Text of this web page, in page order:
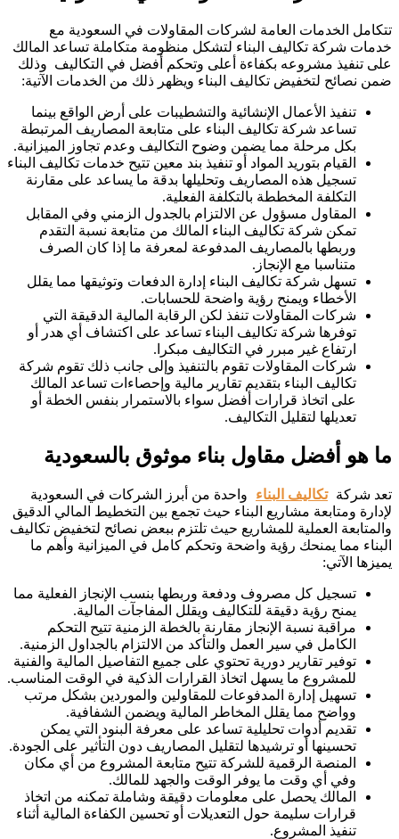
تتكامل الخدمات العامة لشركات المقاولات في السعودية مع
خدمات شركة تكاليف البناء لتشكل منظومة متكاملة تساعد المالك
على تنفيذ مشروعه بكفاءة أعلى وتحكم أفضل في التكاليف وذلك
ضمن نصائح لتخفيض تكاليف البناء ويظهر ذلك من الخدمات الآتية:
تنفيذ الأعمال الإنشائية والتشطيبات على أرض الواقع بينما
تساعد شركة تكاليف البناء على متابعة المصاريف المرتبطة
بكل مرحلة مما يضمن وضوح التكاليف وعدم تجاوز الميزانية.
القيام بتوريد المواد أو تنفيذ بند معين تتيح خدمات تكاليف البناء
تسجيل هذه المصاريف وتحليلها بدقة ما يساعد على مقارنة
التكلفة المخططة بالتكلفة الفعلية.
المقاول مسؤول عن الالتزام بالجدول الزمني وفي المقابل
تمكن شركة تكاليف البناء المالك من متابعة نسبة التقدم
وربطها بالمصاريف المدفوعة لمعرفة ما إذا كان الصرف
متناسبا مع الإنجاز.
تسهل شركة تكاليف البناء إدارة الدفعات وتوثيقها مما يقلل
الأخطاء ويمنح رؤية واضحة للحسابات.
شركات المقاولات تنفذ لكن الرقابة المالية الدقيقة التي
توفرها شركة تكاليف البناء تساعد على اكتشاف أي هدر أو
ارتفاع غير مبرر في التكاليف مبكرا.
شركات المقاولات تقوم بالتنفيذ وإلى جانب ذلك تقوم شركة
تكاليف البناء بتقديم تقارير مالية وإحصاءات تساعد المالك
على اتخاذ قرارات أفضل سواء بالاستمرار بنفس الخطة أو
تعديلها لتقليل التكاليف.
ما هو أفضل مقاول بناء موثوق بالسعودية
تعد شركة تكاليف البناء
واحدة من أبرز الشركات في السعودية
لإدارة ومتابعة مشاريع البناء حيث تجمع بين التخطيط المالي الدقيق
والمتابعة العملية للمشاريع حيث تلتزم ببعض نصائح لتخفيض تكاليف
البناء مما يمنحك رؤية واضحة وتحكم كامل في الميزانية وأهم ما
يميزها الآتي:
تسجيل كل مصروف ودفعة وربطها بنسب الإنجاز الفعلية مما
يمنح رؤية دقيقة للتكاليف ويقلل المفاجآت المالية.
مراقبة نسبة الإنجاز مقارنة بالخطة الزمنية تتيح التحكم
الكامل في سير العمل والتأكد من الالتزام بالجداول الزمنية.
توفير تقارير دورية تحتوي على جميع التفاصيل المالية والفنية
للمشروع ما يسهل اتخاذ القرارات الذكية في الوقت المناسب.
تسهيل إدارة المدفوعات للمقاولين والموردين بشكل مرتب
وواضح مما يقلل المخاطر المالية ويضمن الشفافية.
تقديم أدوات تحليلية تساعد على معرفة البنود التي يمكن
تحسينها أو ترشيدها لتقليل المصاريف دون التأثير على الجودة.
المنصة الرقمية للشركة تتيح متابعة المشروع من أي مكان
وفي أي وقت ما يوفر الوقت والجهد للمالك.
المالك يحصل على معلومات دقيقة وشاملة تمكنه من اتخاذ
قرارات سليمة حول التعديلات أو تحسين الكفاءة المالية أثناء
تنفيذ المشروع.